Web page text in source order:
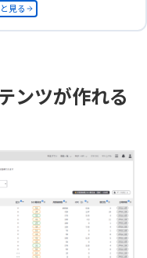
理用の任意の名前）
見る
ンツが作れる